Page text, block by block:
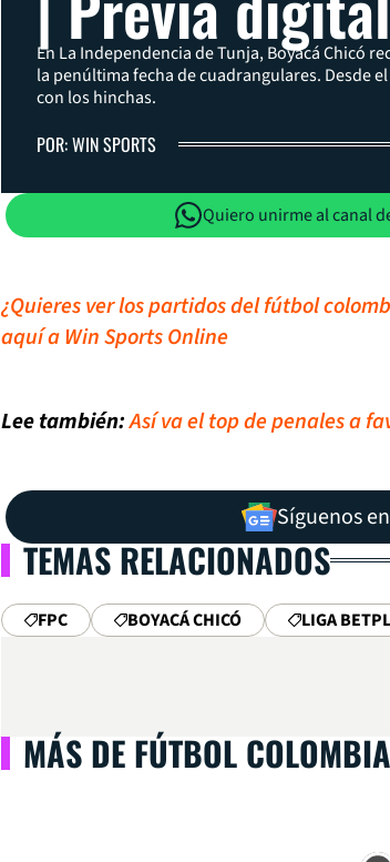
En La Independencia de Tunja, Boyacá Chicó
la penúltima fecha de cuadrangulares. Desde
con los hinchas.
POR: WIN SPORTS
Quiero unirme al canal
¿Quieres ver los partidos del fútbol
aquí a Win Sports Online
Lee también:Así va el top de penales a
Síguenos
TEMAS RELACIONADOS
FPC BOYACÁ CHICÓ LIGA
MÁS DE FÚTBOL